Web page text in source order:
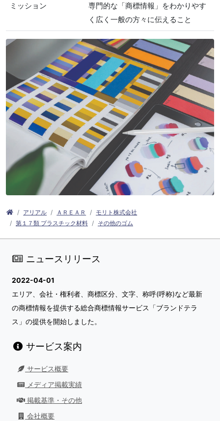
ミッション
専門的な「商標情報」をわかりやす
く広く一般の方々に伝えること
アリアル ＡＲＥＡＲ
モリト株式会社
第１７類 プラスチック材料
その他のゴム
ニュースリリース
2022-04-01
エリア、会社・権利者、商標区分、文字、称呼(呼称)など最新
の商標情報を提供する総合商標情報サービス「ブランドテラ
ス」の提供を開始しました。
サービス案内
サービス概要
メディア掲載実績
掲載基準・その他
会社概要